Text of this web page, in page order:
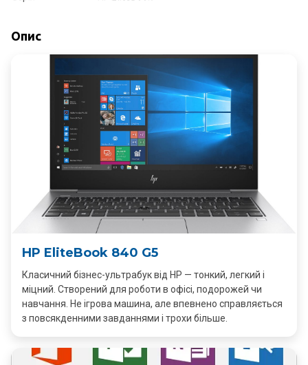
Опис
HP EliteBook 840 G5
Класичний бізнес-ультрабук від HP — тонкий, легкий і
міцний. Створений для роботи в офісі, подорожей чи
навчання. Не ігрова машина, але впевнено справляється
з повсякденними завданнями і трохи більше.